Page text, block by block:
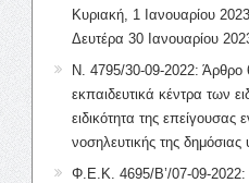
Κυριακή, 1 Ιανουαρίου
Δευτέρα 30 Ιανουαρίου
Ν. 4795/30-09-2022:
εκπαιδευτικά κέντρα των
ειδικότητα της επείγουσας
νοσηλευτικής της δημόσιας
Φ.Ε.Κ. 4695/Β’/07-09-2022: